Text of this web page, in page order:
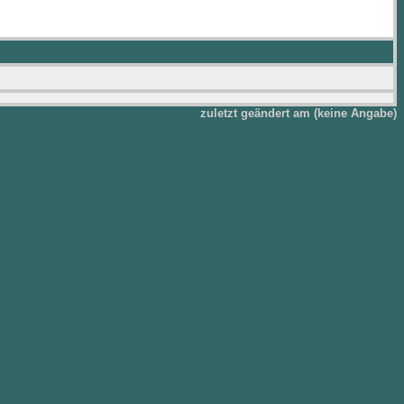
zuletzt geändert am (keine Angabe)